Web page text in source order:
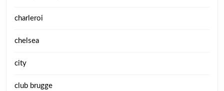
charleroi
chelsea
city
club brugge